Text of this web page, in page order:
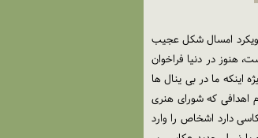
ایران گفت: برگزاری هشتمین دوره 10 روز با عکاسان ایران با رویکرد امسال شکل عجیب
هنوز در دنیا فراخوان
اینکه ما در بی ینال ها
نتوانیم به تمام اهدافی که شورای هنری
دارد اشخاص را وارد